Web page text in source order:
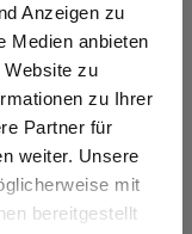
Anzeigen zu
Medien anbieten
Website zu
zu Ihrer
Partner für
weiter. Unsere
mit
bereitgestellt